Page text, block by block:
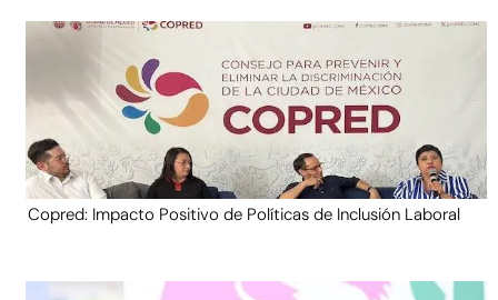
Copred: Impacto Positivo de Políticas de Inclusión Laboral